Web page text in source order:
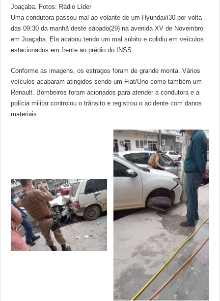
Joaçaba. Fotos: Rádio Líder
Uma condutora passou mal ao volante de um Hyundai/i30 por volta
das 09:30 da manhã deste sábado(29) na avenida XV de Novembro
em Joaçaba. Ela acabou tendo um mal súbito e colidiu em veículos
estacionados em frente ao prédio do INSS.
Conforme as imagens, os estragos foram de grande monta. Vários
veículos acabaram atingidos sendo um Fiat/Uno como também um
Renault. Bombeiros foram acionados para atender a condutora e a
polícia militar controlou o trânsito e registrou o acidente com danos
materiais.